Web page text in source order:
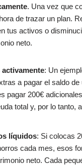
. Una vez que
de trazar un plan.
tus activos o
neto.
: Un
a pagar el saldo de
pagar 200€
total y, por lo tanto,
líquidos: Si colocas
cada mes, esos
neto. Cada